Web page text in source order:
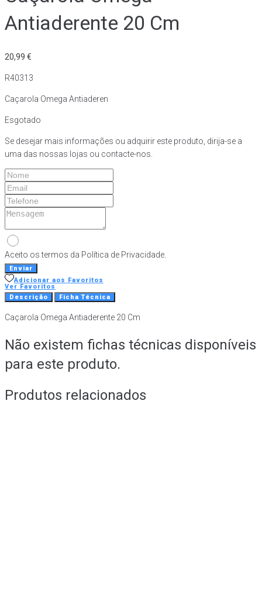
Antiaderente 20 Cm
20,99 €
R40313
Caçarola Omega Antiaderen
Esgotado
Se desejar mais informações ou adquirir este produto, dirija-se a
uma das nossas lojas ou contacte-nos.
Aceito os termos da Política de Privacidade.
Enviar
Adicionar aos Favoritos
Ver Favoritos
Descrição
Ficha Técnica
Caçarola Omega Antiaderente 20 Cm
Não existem fichas técnicas disponíveis
para este produto.
Produtos relacionados